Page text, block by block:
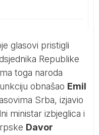
glasovi pristigli
Republike
toga naroda
obnašao Emil
Srba, izjavio
ministar izbjeglica i
Davor